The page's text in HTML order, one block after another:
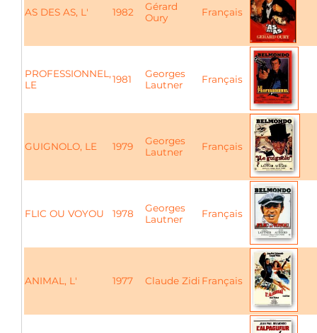
AS DES AS, L' 1982
Gérard
Oury
Français
PROFESSIONNEL,
LE
1981
Georges
Lautner
Français
GUIGNOLO, LE 1979
Georges
Lautner
Français
FLIC OU VOYOU 1978
Georges
Lautner
Français
ANIMAL, L' 1977 Claude Zidi Français